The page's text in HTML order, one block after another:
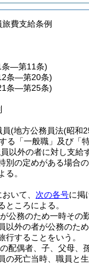
費支給条例
条―第11条)
条―第20条)
条―第25条)
(地方公務員法(昭和
る「一般職」及び「
以外の者に対し支給
別の定めがある場合
る。
いて、 次の各号に掲
ところによる。
公務のため一時その
以外の者が公務のた
行することをいう。
配偶者、子、父母、
の死亡当時、職員と